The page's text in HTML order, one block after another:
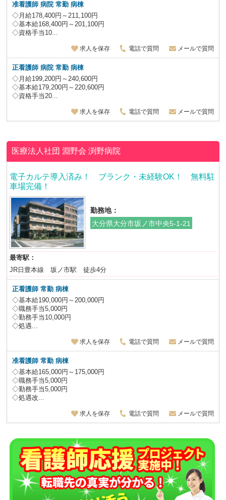
准看護師 病院常勤 病棟
◇月給178,400円～211,100円
◇基本給168,400円～201,100円
◇資格手当10...
求人を保存 電話で質問 メールで質問
正看護師 病院常勤 病棟
◇月給199,200円～240,600円
◇基本給179,200円～220,600円
◇資格手当20...
求人を保存 電話で質問 メールで質問
医療法人社団 淵野会渕野病院
電子カルテ導入済み！ ブランク・未経験OK！ 無料駐
車場完備！
勤務地：
大分県大分市坂ノ市中央5-1-21
最寄駅：
JR日豊本線 坂ノ市駅 徒歩4分
正看護師 常勤 病棟
◇基本給190,000円～200,000円
◇職務手当5,000円
◇勤務手当10,000円
◇処遇...
求人を保存 電話で質問 メールで質問
准看護師 常勤 病棟
◇基本給165,000円～175,000円
◇職務手当5,000円
◇勤務手当5,000円
◇処遇改...
求人を保存 電話で質問 メールで質問